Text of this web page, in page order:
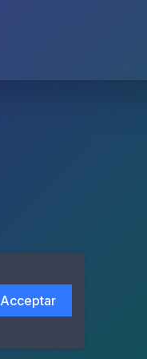
Acceptar